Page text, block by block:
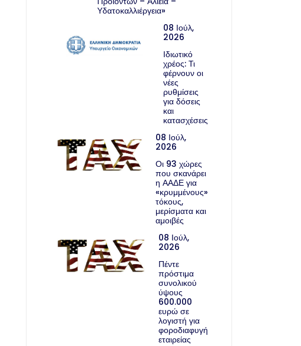
Υδατοκαλλιέργεια»
08 Ιούλ,
2026
Ιδιωτικό
χρέος: Τι
φέρνουν οι
νέες
ρυθμίσεις
για δόσεις
και
κατασχέσεις
08 Ιούλ,
2026
Οι 93 χώρες
που σκανάρει
η ΑΑΔΕ για
«κρυμμένους»
τόκους,
μερίσματα και
αμοιβές
08 Ιούλ,
2026
Πέντε
πρόστιμα
συνολικού
ύψους
600.000
ευρώ σε
λογιστή για
φοροδιαφυγή
εταιρείας